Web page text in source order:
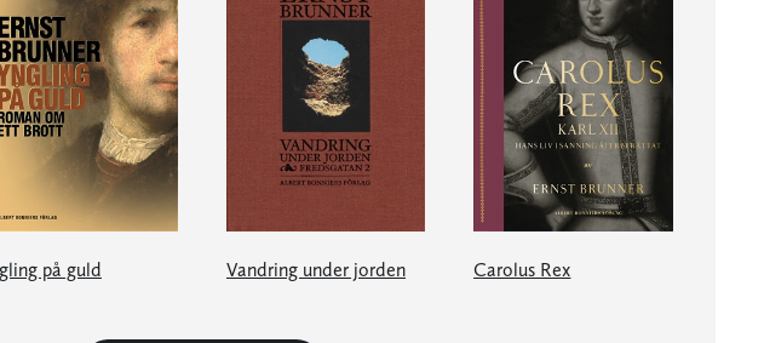
på guld Vandring under jorden Carolus Rex